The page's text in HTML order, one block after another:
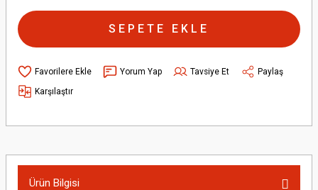
SEPETE EKLE
Yorum Yap Tavsiye Et
Paylaş
Karşılaştır
Ürün Bilgisi